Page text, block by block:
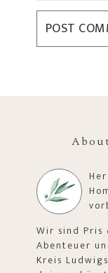
Wir sind Pris
Abenteuer
Kreis